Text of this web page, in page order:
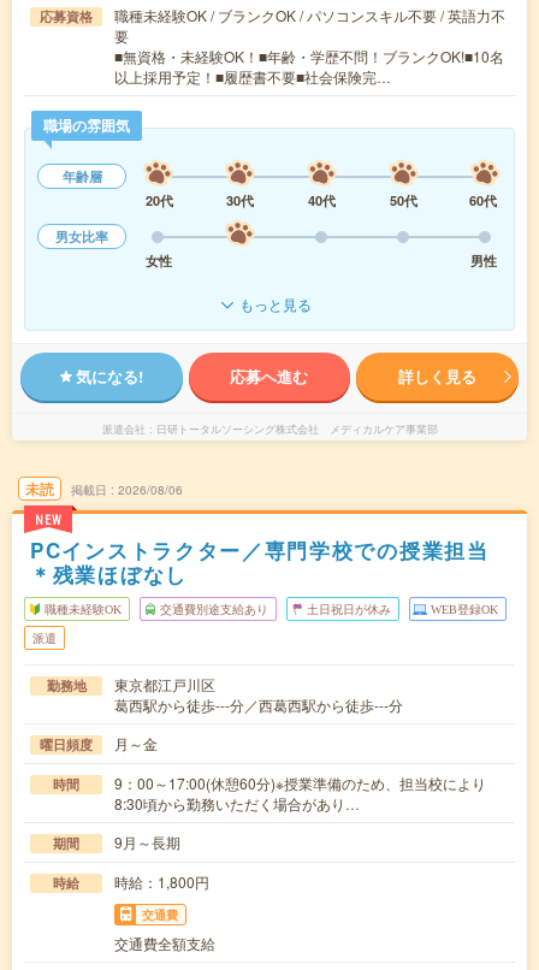
応募資格
職種未経験OK / ブランクOK / パソコンスキル不要 / 英語力不
要
■無資格・未経験OK！■年齢・学歴不問！ブランクOK!■10名
以上採用予定！■履歴書不要■社会保険完…
職場の雰囲気
年齢層
20代
30代 40代 50代
60代
男女比率
女性
男性
もっと見る
気になる! 応募へ進む 詳しく見る
派遣会社 日研トータルソーシング株式会社 メディカルケア事業部
未読
NEW
掲載日 2026/08/06
PCインストラクター／専門学校での授業担当
＊残業ほぼなし
職種未経験OK 交通費別途支給あり 土日祝日が休み WEB登録OK
派遣
勤務地
東京都江戸川区
葛西駅から徒歩---分／西葛西駅から徒歩---分
曜日頻度 月～金
時間
9：00～17:00(休憩60分)※授業準備のため、担当校により
8:30頃から勤務いただく場合があり…
期間 9月～長期
時給 時給：1,800円
交通費
交通費全額支給